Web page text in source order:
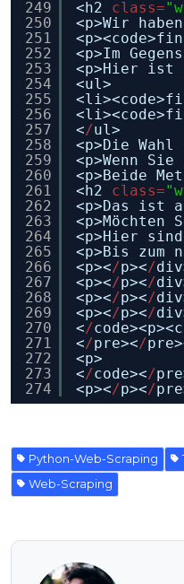
249
250
251
252
253
254
255
256
257
258
259
260
261
262
263
264
265
266
267
268
269
270
271
272
273
274
<h2 class=
<p>Wir
<p>Im
<p>Hier ist
<ul>
</ul>
<p>Die
<p>Wenn
<p>Beide
<h2 class=
<p>Das ist
<p>Hier
<p>Bis zum
<p></p></
<p></p></
<p></p></
<p></p></
</
</pre></
<p>
</code></
<p></p></
Python-Web-Scraping
Web-Scraping